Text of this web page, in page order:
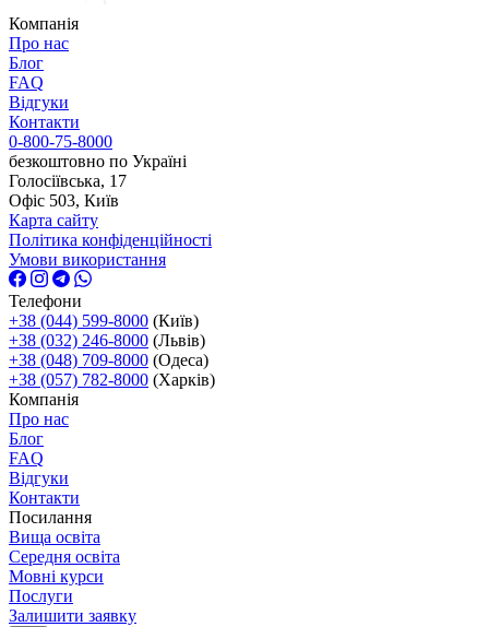
Компанія
Про нас
Блог
FAQ
Відгуки
Контакти
0-800-75-8000
безкоштовно по Україні
Голосіївська, 17
Офіс 503, Київ
Карта сайту
Політика конфіденційності
Умови використання
Телефони
+38 (044) 599-8000 (Київ)
+38 (032) 246-8000 (Львів)
+38 (048) 709-8000 (Одеса)
+38 (057) 782-8000 (Харків)
Компанія
Про нас
Блог
FAQ
Відгуки
Контакти
Посилання
Вища освіта
Середня освіта
Мовні курси
Послуги
Залишити заявку